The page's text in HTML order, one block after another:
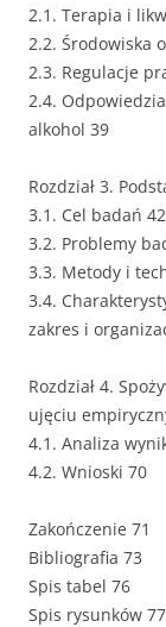
2.1. Terapia i
2.2. Środowiska
2.3. Regulacje
2.4.
alkohol 39
Rozdział 3.
3.1. Cel badań 42
3.2. Problemy
3.3. Metody i
3.4.
zakres i
Rozdział 4.
ujęciu
4.1. Analiza
4.2. Wnioski 70
Zakończenie 71
Bibliografia 73
Spis tabel 76
Spis rysunków 77